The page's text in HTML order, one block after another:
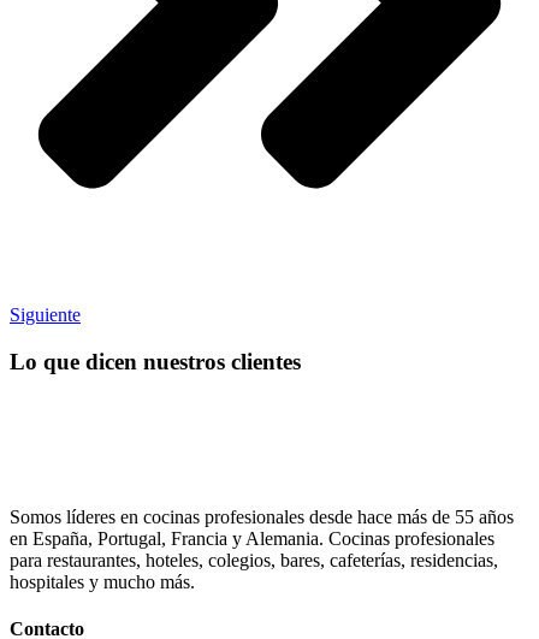
Siguiente
Lo que dicen nuestros clientes
Somos líderes en cocinas profesionales desde hace más de 55 años
en España, Portugal, Francia y Alemania. Cocinas profesionales
para restaurantes, hoteles, colegios, bares, cafeterías, residencias,
hospitales y mucho más.
Contacto